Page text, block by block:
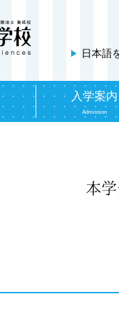
日本語
入学案内
Admission
本